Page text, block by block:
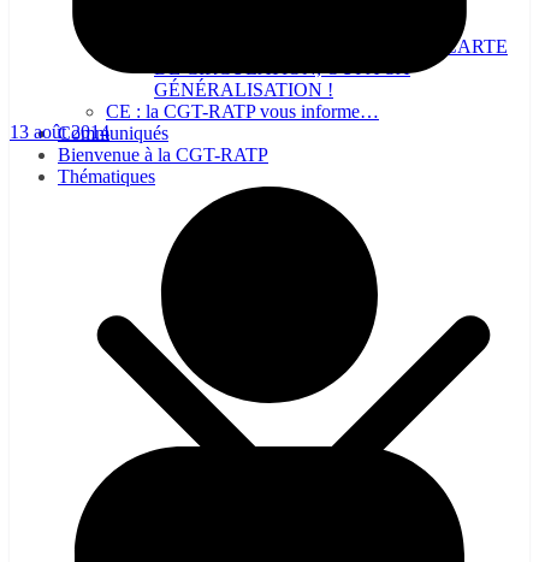
NON A LA SUPPRESSION DE LA CARTE
DE CIRCULATION, OUI À SA
GÉNÉRALISATION !
CE : la CGT-RATP vous informe…
Communiqués
Bienvenue à la CGT-RATP
Thématiques
13 août 2014